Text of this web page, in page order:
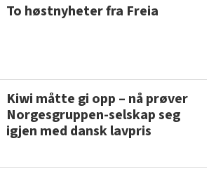
To høstnyheter fra Freia
Kiwi måtte gi opp – nå prøver
Norgesgruppen-selskap seg
igjen med dansk lavpris